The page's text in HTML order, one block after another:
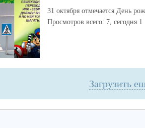
31 октября отмечается День
Просмотров всего: 7, сегодня 1
Загрузить